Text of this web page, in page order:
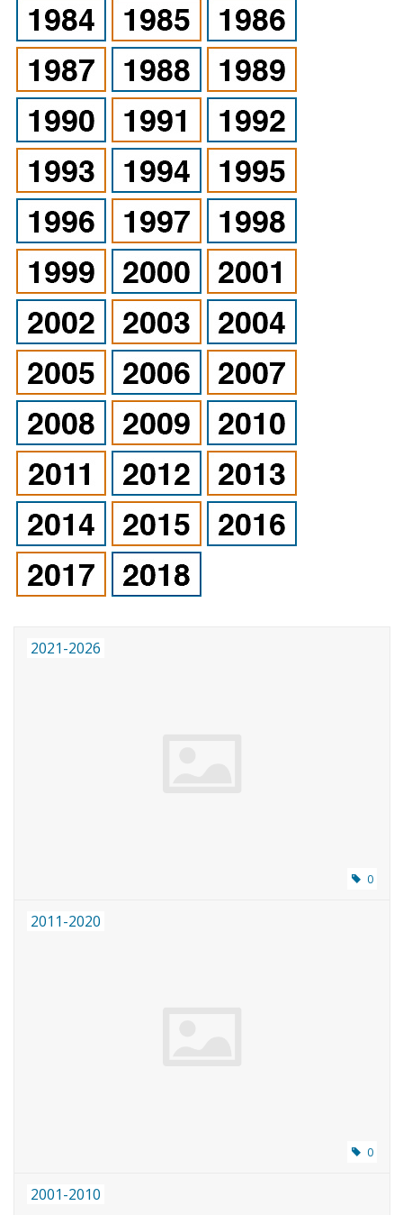
2021-2026
0
2011-2020
0
2001-2010